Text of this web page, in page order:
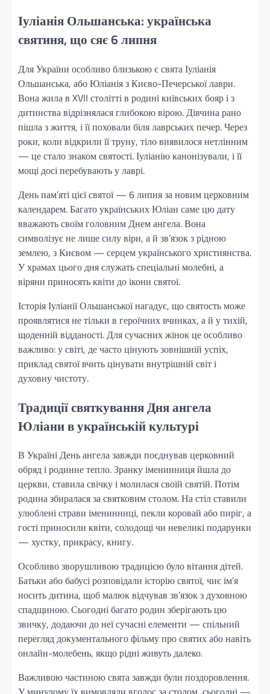
Іуліанія Ольшанська: українська
святиня, що сяє 6 липня
Для України особливо близькою є свята Іуліанія
Ольшанська, або Юліанія з Києво-Печерської лаври.
Вона жила в XVII столітті в родині київських бояр і з
дитинства відрізнялася глибокою вірою. Дівчина рано
пішла з життя, і її поховали біля лаврських печер. Через
роки, коли відкрили її труну, тіло виявилося нетлінним
— це стало знаком святості. Іуліанію канонізували, і її
мощі досі перебувають у лаврі.
День пам’яті цієї святої — 6 липня за новим церковним
календарем. Багато українських Юліан саме цю дату
вважають своїм головним Днем ангела. Вона
символізує не лише силу віри, а й зв’язок з рідною
землею, з Києвом — серцем українського християнства.
У храмах цього дня служать спеціальні молебні, а
віряни приносять квіти до ікони святої.
Історія Іуліанії Ольшанської нагадує, що святость може
проявлятися не тільки в героїчних вчинках, а й у тихій,
щоденній відданості. Для сучасних жінок це особливо
важливо: у світі, де часто цінують зовнішній успіх,
приклад святої вчить цінувати внутрішній світ і
духовну чистоту.
Традиції святкування Дня ангела
Юліани в українській культурі
В Україні День ангела завжди поєднував церковний
обряд і родинне тепло. Зранку іменинниця йшла до
церкви, ставила свічку і молилася своїй святій. Потім
родина збиралася за святковим столом. На стіл ставили
улюблені страви іменинниці, пекли коровай або пиріг, а
гості приносили квіти, солодощі чи невеликі подарунки
— хустку, прикрасу, книгу.
Особливо зворушливою традицією було вітання дітей.
Батьки або бабусі розповідали історію святої, чиє ім’я
носить дитина, щоб малюк відчував зв’язок з духовною
спадщиною. Сьогодні багато родин зберігають цю
звичку, додаючи до неї сучасні елементи — спільний
перегляд документального фільму про святих або навіть
онлайн-молебень, якщо рідні живуть далеко.
Важливою частиною свята завжди були поздоровлення.